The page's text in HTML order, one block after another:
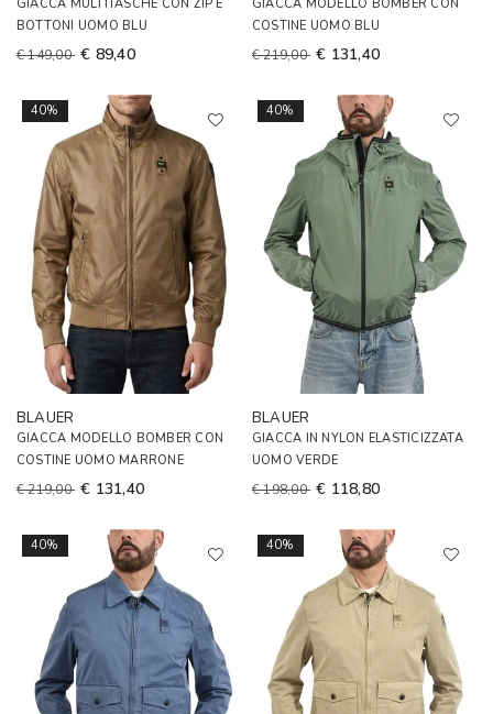
GIACCA MULTITASCHE CON ZIP E
BOTTONI UOMO BLU
€ 149,00 € 89,40
GIACCA MODELLO BOMBER CON
COSTINE UOMO BLU
€ 219,00 € 131,40
40%
BLAUER
GIACCA MODELLO BOMBER CON
COSTINE UOMO MARRONE
€ 219,00 € 131,40
40%
BLAUER
GIACCA IN NYLON ELASTICIZZATA
UOMO VERDE
€ 198,00 € 118,80
40% 40%